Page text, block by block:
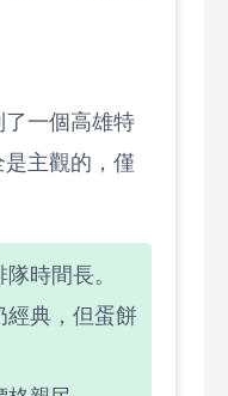
一個高雄特
主觀的，僅
時間長。
經典，但蛋餅